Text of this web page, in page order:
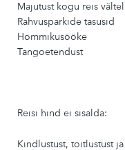
Majutust kogu reis vältel
Rahvusparkide tasusid
Hommikusööke
Tangoetendust
Reisi hind ei sisalda:
Kindlustust, toitlustust